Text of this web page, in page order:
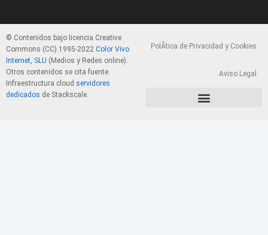
© Contenidos bajo licencia Creative
Commons (CC) 1995-2022 Color Vivo
Internet, SLU (Medios y Redes online).
Otros contenidos se cita fuente.
Infraestructura cloud servidores
dedicados de Stackscale.
PolÃ­tica de Privacidad y Cookies
Aviso Legal